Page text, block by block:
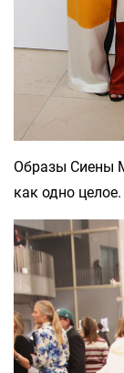
Образы Сиены
как одно